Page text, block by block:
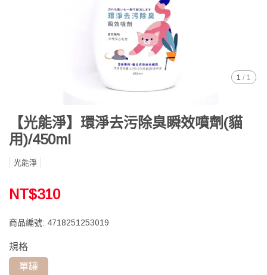
1 / 1
【光能淨】環淨去污除臭瞬效噴劑(貓
用)/450ml
光能淨
NT$310
商品編號: 4718251253019
規格
單罐